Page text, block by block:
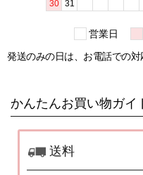
営業日
発送のみの日は、お電話での対
かんたんお買い物ガイ
送料